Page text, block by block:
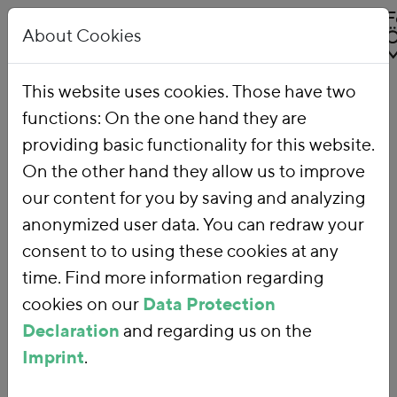
Our Work Topics Environmental Financial Reform
Environmental
Financial
Reform
About Cookies
This website uses cookies. Those have two
functions: On the one hand they are
providing basic functionality for this website.
On the other hand they allow us to improve
our content for you by saving and analyzing
anonymized user data. You can redraw your
consent to to using these cookies at any
time. Find more information regarding
cookies on our Data Protection
Declaration and regarding us on the
Imprint.